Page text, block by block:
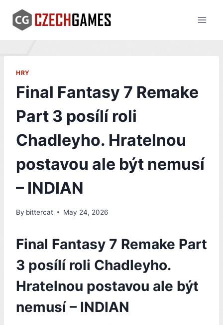
content
HRY
Final Fantasy 7 Remake
Part 3 posílí roli
Chadleyho. Hratelnou
postavou ale být nemusí
– INDIAN
By bittercat May 24, 2026
Final Fantasy 7 Remake Part
3 posílí roli Chadleyho.
Hratelnou postavou ale být
nemusí – INDIAN